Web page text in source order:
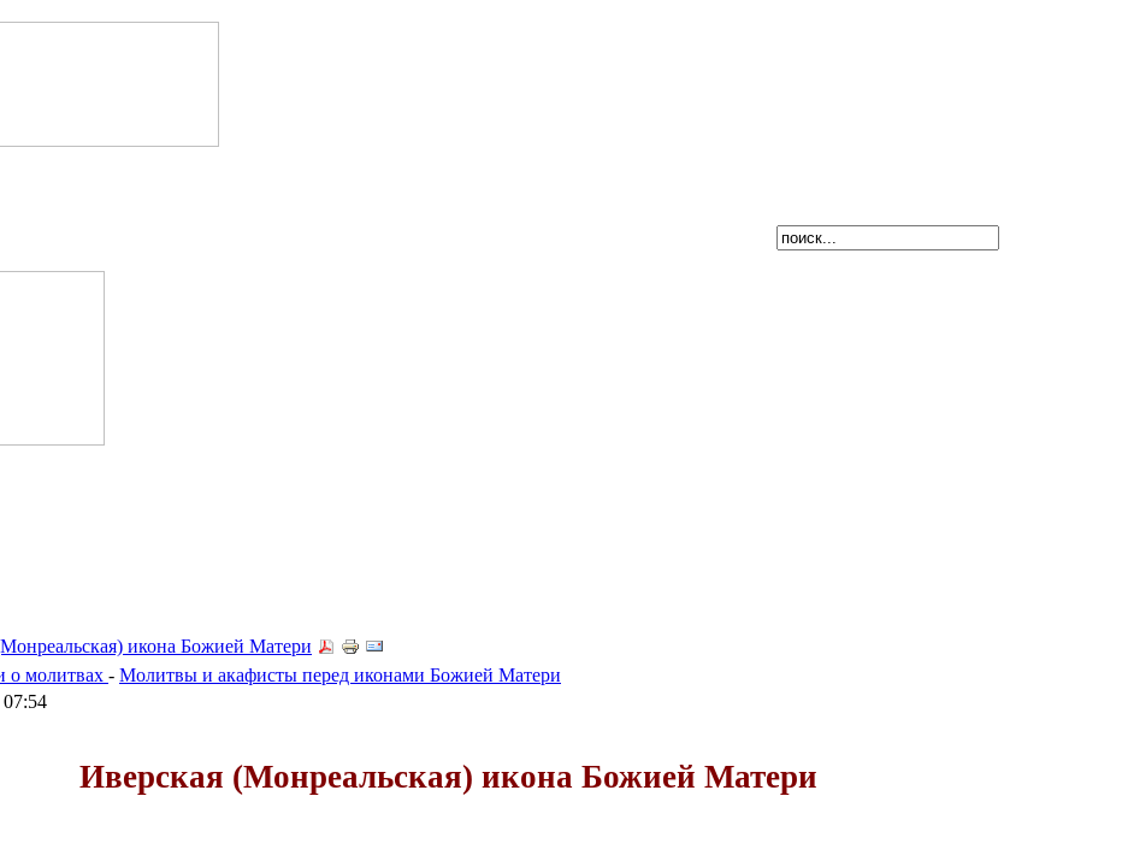
икона Божией Матери
о молитвах - Молитвы и акафисты перед иконами Божией Матери
07:54
Иверская (Монреальская) икона Божией Матери